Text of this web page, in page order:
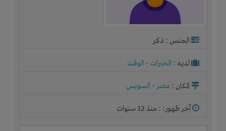
الجنس : ذكر
لديـه : الخبرات - الوقت
المكان : مصر- السويس
آخر ظهور: : منذ 12 سنوات